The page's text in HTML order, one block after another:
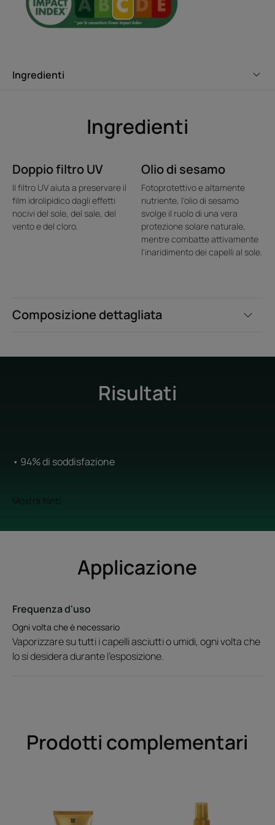
Qui di seguito le informazioni sullo smaltimento dell’imballaggio
dopo l’utilizzo del prodotto.
Verificare le disposizioni del proprio Comune.
OLIO SOLARE PROTETTIVO formato 100ML - EAN 3282770038453
Tappo (PP 5): PLASTICA
Erogatore (PP 5): PLASTICA
*Il K.P.F. , o Keratin Protection Factor, indica la percentuale di protezione
della cheratina, un componente essenziale dei capelli, apportata dal
prodotto solare specifico per i capelli.
*Il K.P.F. , o Keratin Protection Factor, indica la percentuale di protezione
della cheratina, un componente essenziale dei capelli, apportata dal
** Test ex vivo su ciocche di capelli naturali. Confronto sulla pe
Ingredienti
Ingredienti
Composizione dettagliata
Doppio filtro UV
Il filtro UV aiuta a preservare il
film idrolipidico dagli effetti
nocivi del sole, del sale, del
vento e del cloro.
Olio di sesamo
Fotoprotettivo e altamente
nutriente, l'olio di sesamo
svolge il ruolo di una vera
protezione solare naturale,
mentre combatte attivamente
l'inaridimento dei capelli al sole.
Risultati
• 94% di soddisfazione
Mostra fonti
Applicazione
Frequenza d'uso
Ogni volta che è necessario
Vaporizzare su tutti i capelli asciutti o umidi, ogni volta che
lo si desidera durante l'esposizione.
Prodotti complementari
nutri-
Fluido
solare